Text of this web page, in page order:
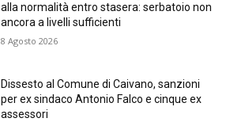
alla normalità entro stasera: serbatoio non
ancora a livelli sufficienti
8 Agosto 2026
Dissesto al Comune di Caivano, sanzioni
per ex sindaco Antonio Falco e cinque ex
assessori